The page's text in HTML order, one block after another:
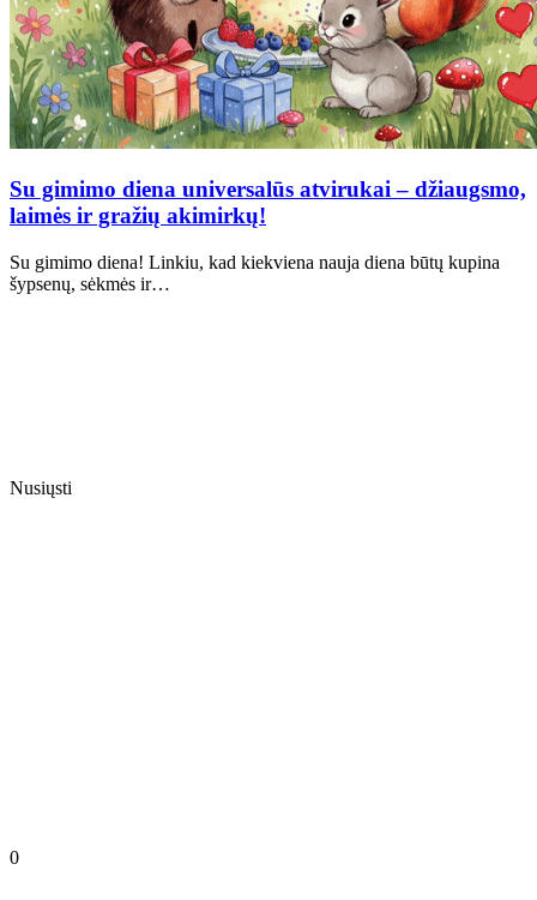
Su gimimo diena universalūs atvirukai – džiaugsmo,
laimės ir gražių akimirkų!
Su gimimo diena! Linkiu, kad kiekviena nauja diena būtų kupina
šypsenų, sėkmės ir…
Nusiųsti
0